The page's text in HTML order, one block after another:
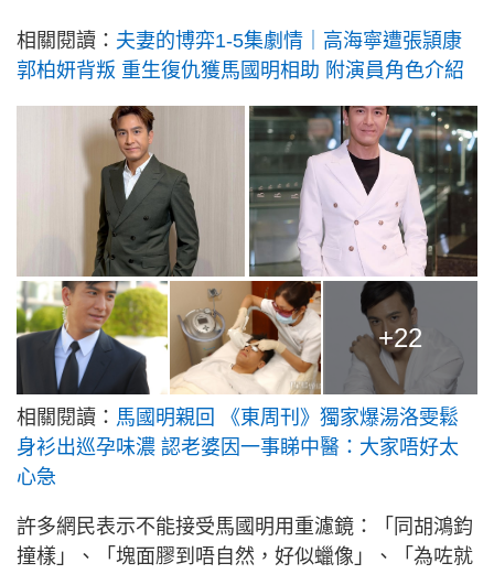
相關閱讀： 夫妻的博弈1-5集劇情｜高海寧遭張頴康
郭柏妍背叛 重生復仇獲馬國明相助 附演員角色介紹
+22
相關閱讀： 馬國明親回 《東周刊》獨家爆湯洛雯鬆
身衫出巡孕味濃 認老婆因一事睇中醫：大家唔好太
心急
許多網民表示不能接受馬國明用重濾鏡：「同胡鴻鈞
撞樣」、「塊面膠到唔自然，好似蠟像」、「為咗就